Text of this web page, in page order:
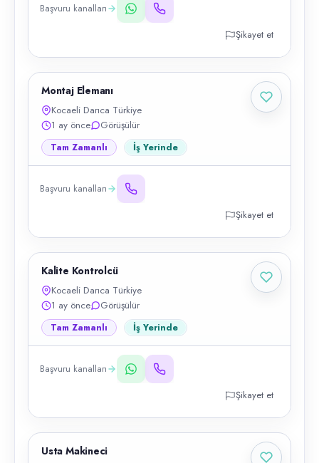
Başvuru kanalları
Şikayet et
Montaj Elemanı
Kocaeli Darıca Türkiye
1 ay önce
Görüşülür
Tam Zamanlı İş Yerinde
Başvuru kanalları
Şikayet et
Kalite Kontrolcü
Kocaeli Darıca Türkiye
1 ay önce
Görüşülür
Tam Zamanlı İş Yerinde
Başvuru kanalları
Şikayet et
Usta Makineci